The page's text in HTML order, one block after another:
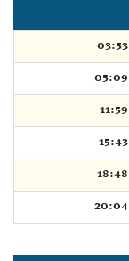
03:53
05:09
11:59
15:43
18:48
20:04